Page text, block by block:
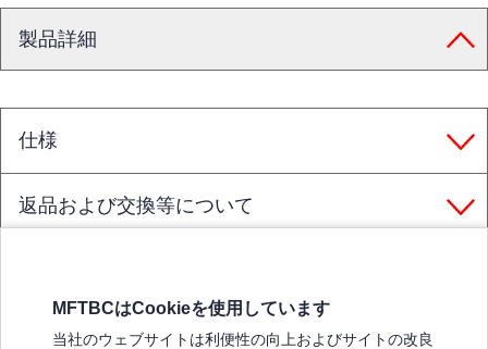
製品詳細
仕様
返品および交換等について
MFTBCはCookieを使用しています
当社のウェブサイトは利便性の向上およびサイトの改良